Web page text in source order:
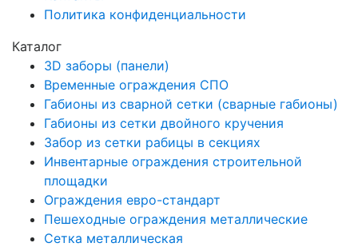
Политика конфиденциальности
Каталог
3D заборы (панели)
Временные ограждения СПО
Габионы из сварной сетки (сварные габионы)
Габионы из сетки двойного кручения
Забор из сетки рабицы в секциях
Инвентарные ограждения строительной
площадки
Ограждения евро-стандарт
Пешеходные ограждения металлические
Сетка металлическая